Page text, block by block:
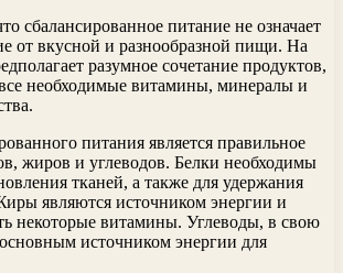
сбалансированное питание не означает
от вкусной и разнообразной пищи. На
разумное сочетание продуктов,
необходимые витамины, минералы и
питания является правильное
жиров и углеводов. Белки необходимы
тканей, а также для удержания
являются источником энергии и
некоторые витамины. Углеводы, в свою
источником энергии для